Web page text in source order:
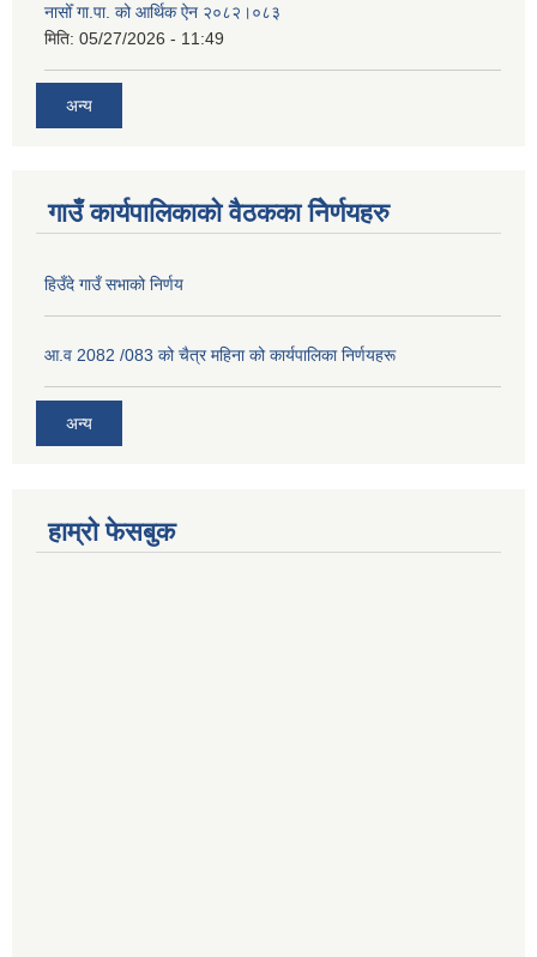
नासोँ गा.पा. को आर्थिक ऐन २०८२।०८३
मिति: 05/27/2026 - 11:49
अन्य
गाउँ कार्यपालिकाको वैठकका निेर्णयहरु
हिउँदे गाउँ सभाको निर्णय
आ.व 2082 /083 को चैत्र महिना को कार्यपालिका निर्णयहरू
अन्य
हाम्रो फेसबुक